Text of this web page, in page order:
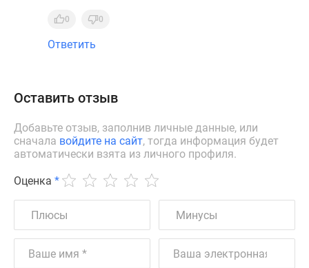
0 0
Ответить
Оставить отзыв
Добавьте отзыв, заполнив личные данные, или
сначала войдите на сайт, тогда информация будет
автоматически взята из личного профиля.
Оценка *